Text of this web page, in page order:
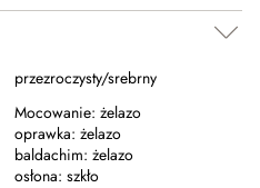
przezroczysty/srebrny
Mocowanie: żelazo
oprawka: żelazo
baldachim: żelazo
osłona: szkło